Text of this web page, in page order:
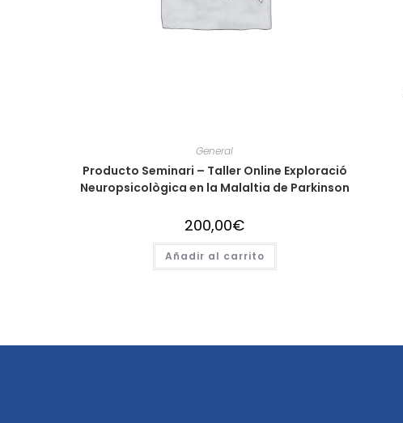
General
Producto Seminari – Taller Online Exploració
Neuropsicològica en la Malaltia de Parkinson
200,00€
Añadir al carrito